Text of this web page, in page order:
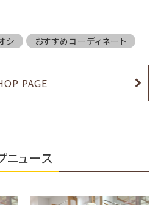
シ おすすめコーディネート
PAGE
ニュース